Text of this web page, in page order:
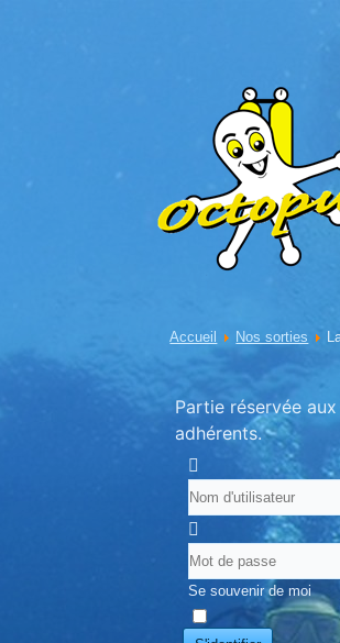
Accueil Nos sorties
Partie réservée aux
adhérents.
Se souvenir de moi